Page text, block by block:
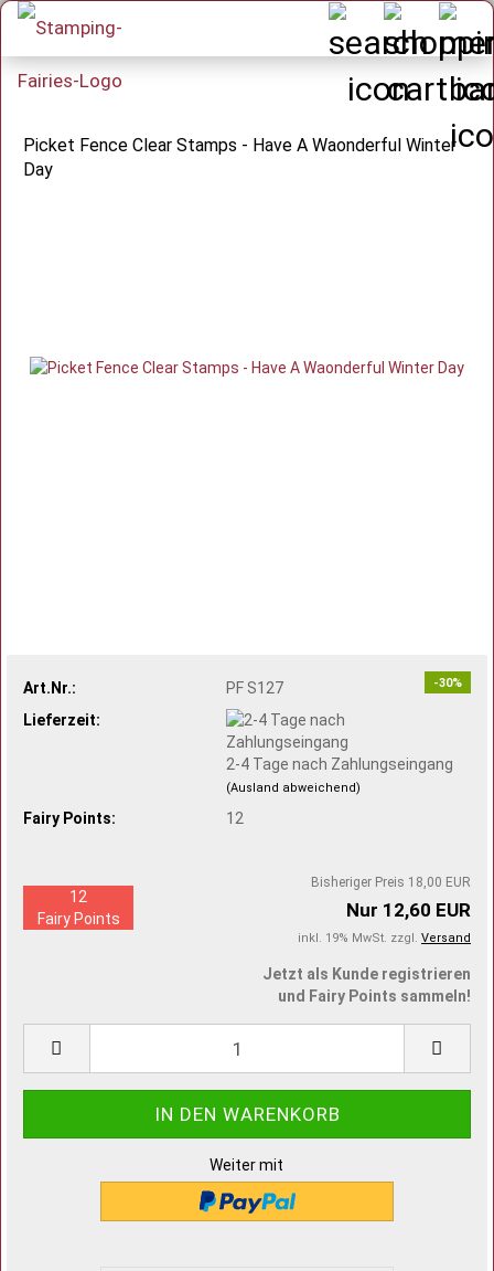
Picket Fence Clear Stamps - Have A Waonderful Winter
Day
-30%
Art.Nr.:
PF S127
Lieferzeit:
2-4 Tage nach Zahlungseingang
(Ausland abweichend)
Fairy Points: 12
Bisheriger Preis 18,00 EUR
Nur 12,60 EUR
inkl. 19% MwSt. zzgl. Versand
12
Fairy Points
Jetzt als Kunde registrieren
und Fairy Points sammeln!
Weiter mit